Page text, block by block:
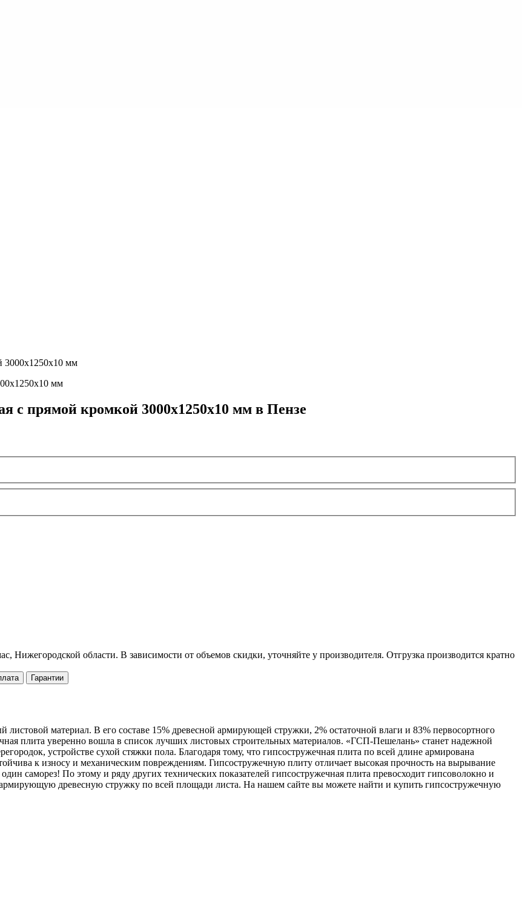
3000х1250х10 мм
с прямой кромкой 3000х1250х10 мм в Пензе
области. В зависимости от объемов скидки, уточняйте у производителя. Отгрузка производится кратно
Гарантии
материал. В его составе 15% древесной армирующей стружки, 2% остаточной влаги и 83% первосортного
плита уверенно вошла в список лучших листовых строительных материалов. «ГСП-Пешелань» станет надежной
устройстве сухой стяжки пола. Благодаря тому, что гипсостружечная плита по всей длине армирована
к износу и механическим повреждениям. Гипсостружечную плиту отличает высокая прочность на вырывание
саморез! По этому и ряду других технических показателей гипсостружечная плита превосходит гипсоволокно и
древесную стружку по всей площади листа. На нашем сайте вы можете найти и купить гипсостружечную